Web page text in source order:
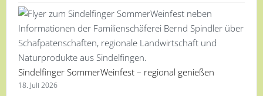
Sindelfinger SommerWeinfest – regional genießen
18. Juli 2026